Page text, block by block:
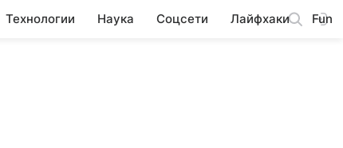
Технологии Наука Соцсети Лайфхаки Fun